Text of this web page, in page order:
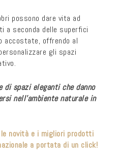
possono dare vita ad
a seconda delle superfici
accostate, offrendo al
gli spazi
spazi eleganti che danno
nell’ambiente naturale in
novità e i migliori prodotti
a portata di un click!